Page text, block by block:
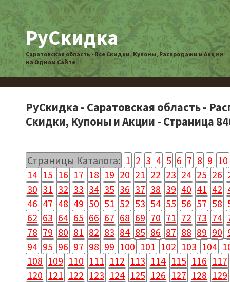
РуСкидка
Саратовская область - Все Скидки, Купоны, Распродажи и Акции
на Одном Сайте
РуСкидка - Саратовская область -
Скидки, Купоны и Акции - Страница
Страницы Каталога: 1 2 3 4 5 6 7 8 9 10
14 15 16 17 18 19 20 21 22 23 24 25 26
30 31 32 33 34 35 36 37 38 39 40 41 42
46 47 48 49 50 51 52 53 54 55 56 57 58
62 63 64 65 66 67 68 69 70 71 72 73 74
78 79 80 81 82 83 84 85 86 87 88 89 90
94 95 96 97 98 99 100 101 102 103 104
108 109 110 111 112 113 114 115 116 117
120 121 122 123 124 125 126 127 128 129